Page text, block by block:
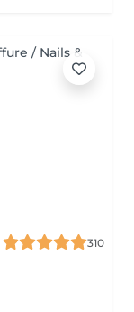
310